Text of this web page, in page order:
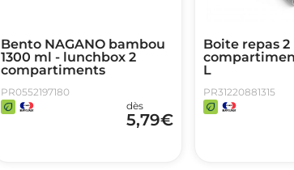
Bento NAGANO bambou
1300 ml - lunchbox 2
compartiments
PR0552197180
dès
5,79€
Boite repas 2
L
PR31220881315